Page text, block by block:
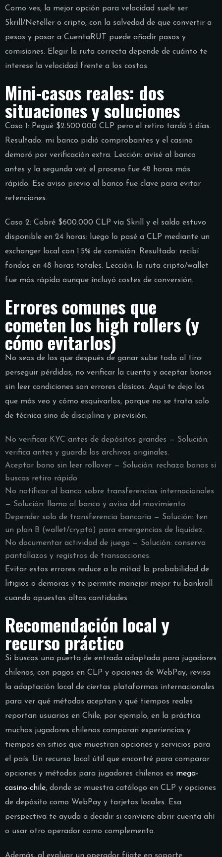
Como ves, la mejor opción para velocidad suele ser
Skrill/Neteller o cripto, con la salvedad de que convertir a
pesos y pasar a CuentaRUT puede añadir pasos y
comisiones. Elegir la ruta correcta depende de cuánto te
interese la velocidad frente a los costos.
Mini-casos reales: dos
situaciones y soluciones
Caso 1: Pegué $2.500.000 CLP pero el retiro tardó 5 días.
Resultado: mi banco pidió comprobantes y el casino
demoró por verificación extra. Lección: avisé al banco
antes y la segunda vez el proceso fue 48 horas más
rápido. Ese aviso previo al banco fue clave para evitar
retenciones.
Caso 2: Cobré $600.000 CLP vía Skrill y el saldo estuvo
disponible en 24 horas; luego lo pasé a CLP mediante un
exchanger local con 1.5% de comisión. Resultado: recibí
fondos en 48 horas totales. Lección: la ruta cripto/wallet
fue más rápida aunque incluyó costes de conversión.
Errores comunes que
cometen los high rollers (y
cómo evitarlos)
No seas de los que después de ganar sube todo al tiro:
perseguir pérdidas, no verificar la cuenta y aceptar bonos
sin leer condiciones son errores clásicos. Aquí te dejo los
que más veo y cómo esquivarlos, porque no se trata solo
de técnica sino de disciplina y previsión.
No verificar KYC antes de depósitos grandes — Solución:
verifica antes y guarda los archivos originales.
Aceptar bono sin leer rollover — Solución: rechaza bonos si
buscas retiro rápido.
No notificar al banco sobre transferencias internacionales
— Solución: llama al banco y avisa del movimiento.
Depender solo de transferencia bancaria — Solución: ten
un plan B (wallet/crypto) para emergencias de liquidez.
No documentar actividad de juego — Solución: conserva
pantallazos y registros de transacciones.
Evitar estos errores reduce a la mitad la probabilidad de
litigios o demoras y te permite manejar mejor tu bankroll
cuando apuestas altas cantidades.
Recomendación local y
recurso práctico
Si buscas una puerta de entrada adaptada para jugadores
chilenos, con pagos en CLP y opciones de WebPay, revisa
la adaptación local de ciertas plataformas internacionales
para ver qué métodos aceptan y qué tiempos reales
reportan usuarios en Chile; por ejemplo, en la práctica
muchos jugadores chilenos comparan experiencias y
tiempos en sitios que muestran opciones y servicios para
el país. Un recurso local útil que encontré para comparar
opciones y métodos para jugadores chilenos es mega-
casino-chile, donde se muestra catálogo en CLP y opciones
de depósito como WebPay y tarjetas locales. Esa
perspectiva te ayuda a decidir si conviene abrir cuenta ahí
o usar otro operador como complemento.